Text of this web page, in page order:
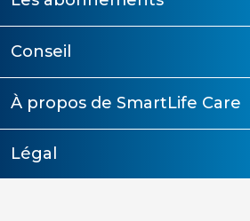
Conseil
À propos de SmartLife Care
Légal